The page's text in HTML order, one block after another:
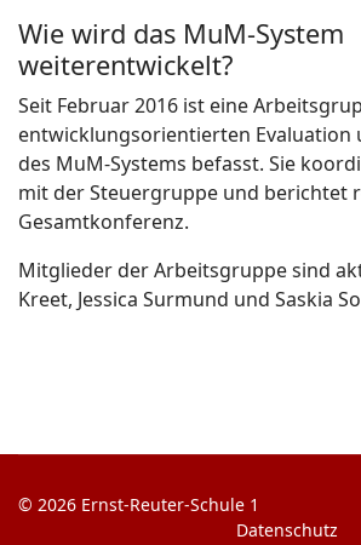
Wie wird das MuM-System
weiterentwickelt?
Seit Februar 2016 ist eine
entwicklungsorientierten Evaluation
des MuM-Systems befasst. Sie
mit der Steuergruppe und berichtet
Gesamtkonferenz.
Mitglieder der Arbeitsgruppe sind
Kreet, Jessica Surmund und Saskia
© 2026 Ernst-Reuter-Schule 1
Datenschutz